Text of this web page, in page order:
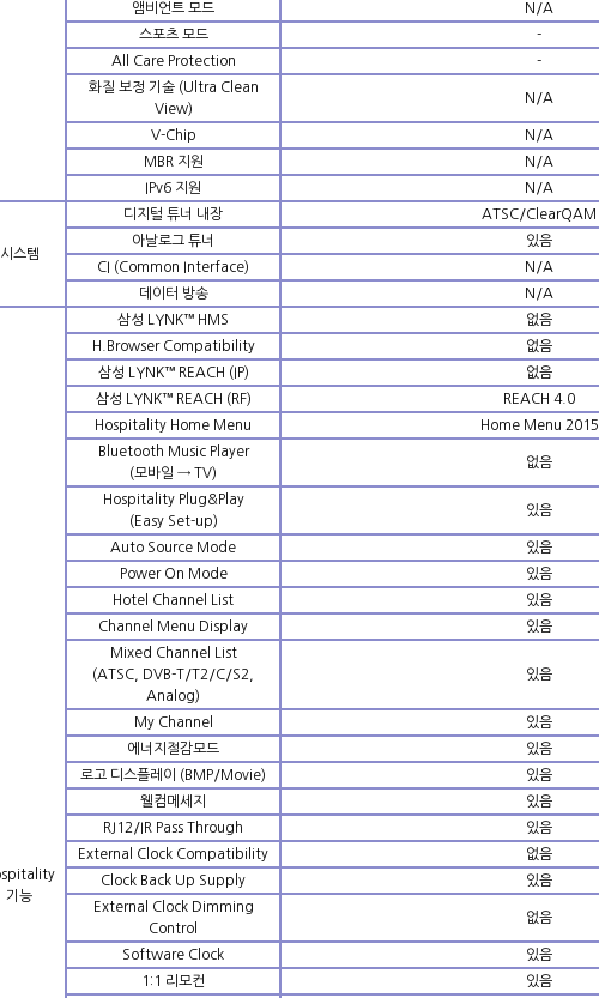
앰비언트 모드
N/A
스포츠 모드
-
All Care Protection
-
화질 보정 기술 (Ultra Clean
View)
N/A
V-Chip
N/A
MBR 지원
N/A
IPv6 지원
N/A
시스템
디지털 튜너 내장
ATSC/ClearQAM
아날로그 튜너
있음
CI (Common Interface)
N/A
데이터 방송
N/A
기능
삼성 LYNK™ HMS
없음
H.Browser Compatibility
없음
삼성 LYNK™ REACH (IP)
없음
삼성 LYNK™ REACH (RF)
REACH 4.0
Hospitality Home Menu
Home Menu 2015
Bluetooth Music Player
(모바일 → TV)
없음
Hospitality Plug&Play
(Easy Set-up)
있음
Auto Source Mode
있음
Power On Mode
있음
Hotel Channel List
있음
Channel Menu Display
있음
Mixed Channel List
(ATSC, DVB-T/T2/C/S2,
Analog)
있음
My Channel
있음
에너지절감모드
있음
로고 디스플레이 (BMP/Movie)
있음
웰컴메세지
있음
RJ12/IR Pass Through
있음
External Clock Compatibility
없음
Clock Back Up Supply
있음
External Clock Dimming
Control
없음
Software Clock
있음
1:1 리모컨
있음